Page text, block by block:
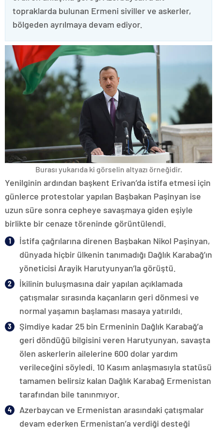
topraklarda bulunan Ermeni siviller ve askerler,
bölgeden ayrılmaya devam ediyor.
Burası yukarıda ki görselin altyazı örneğidir.
Yenilginin ardından başkent Erivan’da istifa etmesi için
günlerce protestolar yapılan Başbakan Paşinyan ise
uzun süre sonra cepheye savaşmaya giden eşiyle
birlikte bir cenaze töreninde görüntülendi.
İstifa çağrılarına direnen Başbakan Nikol Paşinyan,
dünyada hiçbir ülkenin tanımadığı Dağlık Karabağ’ın
yöneticisi Arayik Harutyunyan’la görüştü.
İkilinin buluşmasına dair yapılan açıklamada
çatışmalar sırasında kaçanların geri dönmesi ve
normal yaşamın başlaması masaya yatırıldı.
Şimdiye kadar 25 bin Ermeninin Dağlık Karabağ’a
geri döndüğü bilgisini veren Harutyunyan, savaşta
ölen askerlerin ailelerine 600 dolar yardım
verileceğini söyledi. 10 Kasım anlaşmasıyla statüsü
tamamen belirsiz kalan Dağlık Karabağ Ermenistan
tarafından bile tanınmıyor.
Azerbaycan ve Ermenistan arasındaki çatışmalar
devam ederken Ermenistan’a verdiği desteği